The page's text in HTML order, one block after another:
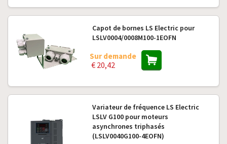
Capot de bornes LS Electric pour
LSLV0004/0008M100-1EOFN
Sur demande
€ 20,42
Variateur de fréquence LS Electric
LSLV G100 pour moteurs
asynchrones triphasés
(LSLV0040G100-4EOFN)